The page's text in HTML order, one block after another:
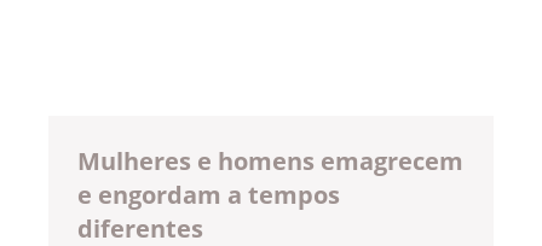
Mulheres e homens emagrecem
e engordam a tempos
diferentes